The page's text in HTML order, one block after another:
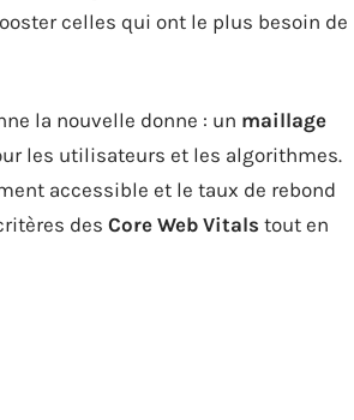
celles qui ont le plus besoin de
la nouvelle donne : un maillage
les utilisateurs et les algorithmes.
accessible et le taux de rebond
des Core Web Vitals tout en